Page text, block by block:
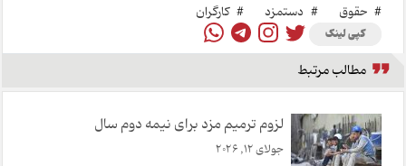
# حقوق # دستمزد # کارگران
کپی لینک
مطالب مرتبط
لزوم‌ ترمیم مزد برای نیمه دوم سال
جولای 12, 2026